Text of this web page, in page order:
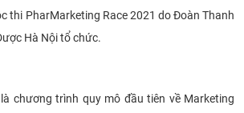
NGHỆ
thi PharMarketing Race 2021 do Đoàn Thanh
Hà Nội tổ chức.
chương trình quy mô đầu tiên về Marketing